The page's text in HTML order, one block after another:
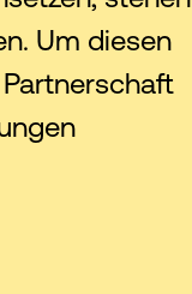
Um diesen